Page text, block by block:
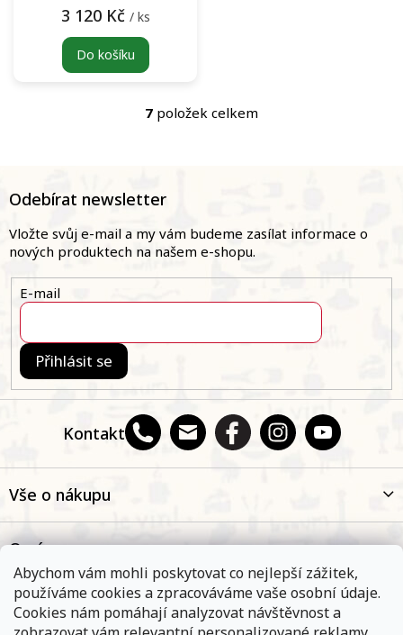
Abychom vám mohli poskytovat co nejlepší zážitek,
používáme cookies a zpracováváme vaše osobní údaje.
Cookies nám pomáhají analyzovat návštěvnost a
3 120 Kč / ks
Do košíku
O
í
p
r
k
v
i
u
7 položek celkem
a
Kontakt
Odebírat newsletter
Vložte svůj e-mail a my vám budeme zasílat informace o
nových produktech na našem e-shopu.
E-mail
Přihlásit se
Vše o nákupu
O nás
Oblíbené kategorie